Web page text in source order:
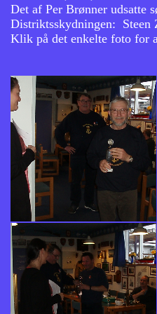
Det af Per Brønner udsatte
Distriktsskydningen: Steen
Klik på det enkelte foto for